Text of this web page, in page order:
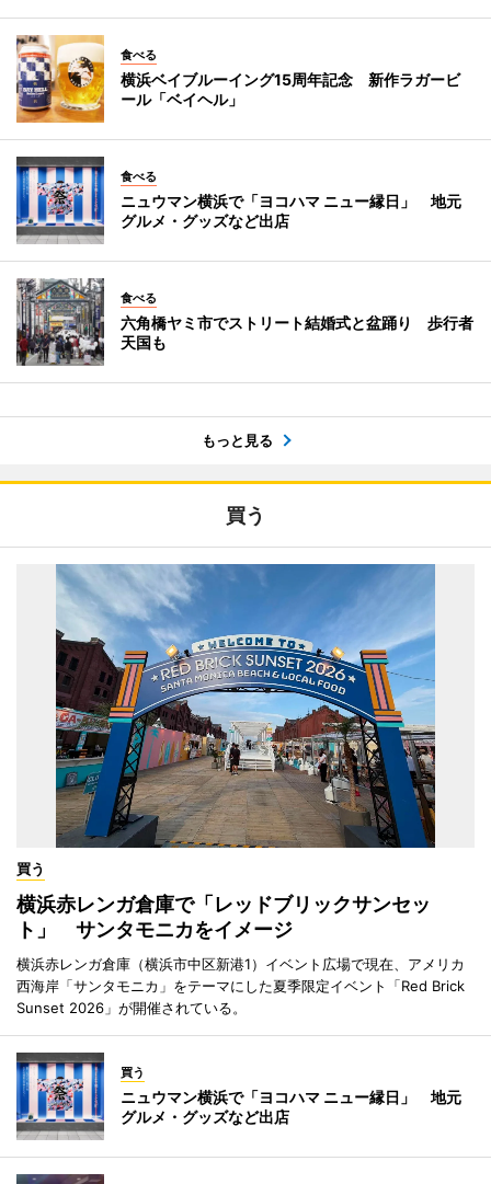
食べる
横浜ベイブルーイング15周年記念 新作ラガービ
ール「ベイヘル」
食べる
ニュウマン横浜で「ヨコハマ ニュー縁日」 地元
グルメ・グッズなど出店
食べる
六角橋ヤミ市でストリート結婚式と盆踊り 歩行者
天国も
もっと見る
買う
買う
横浜赤レンガ倉庫で「レッドブリックサンセッ
ト」 サンタモニカをイメージ
横浜赤レンガ倉庫（横浜市中区新港1）イベント広場で現在、アメリカ
西海岸「サンタモニカ」をテーマにした夏季限定イベント「Red Brick
Sunset 2026」が開催されている。
買う
ニュウマン横浜で「ヨコハマ ニュー縁日」 地元
グルメ・グッズなど出店